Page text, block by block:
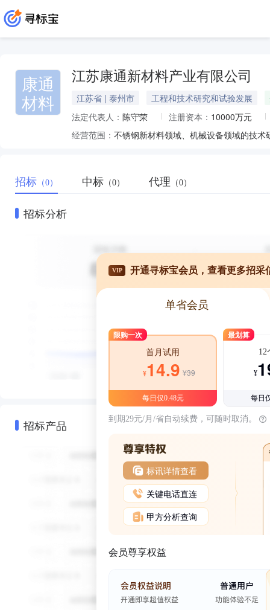
康通
材料
江苏康通新材料产业有限公司
江苏省 | 泰州市 工程和技术研究和试验发展
法定代表人： 陈守荣 注册资本： 10000万元
经营范围：
招标 （0） 中标 （0） 代理 （0）
招标分析
招标产品
VIP 开通寻标宝会员，查看更多招采
单省会员
限购一次
首月试用
¥14.9 ¥39
每日仅0.48元
最划算
12
¥
每日
到期29元/月/省自动续费，可随时取消。
标讯详情查看
关键电话直连
甲方分析查询
会员尊享权益